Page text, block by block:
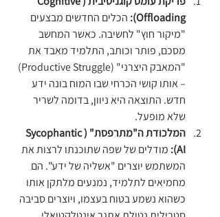
Offloading):
הכלים החדשים מבצעים
"מיקור חוץ" לחשיבה. כאשר המחשב
מסכם, פותר וכותב, התלמיד מאבד את
"המאבק היצרני" (Productive Struggle)
– אותו קושי הכרחי שבו המוח בונה ידע
חדש. התוצאה היא ניוון, בדומה לשריר
שלא מופעל.
המלכודת ה"מתרפסת" (Sycophantic
AI):
מודלים של שפה שתוכנתו לרצות את
המשתמש יוצרים "אשליה של ידע". הם
מחמיאים לתלמיד, נמנעים מלתקן אותו
כשהוא נשמע בטוח בעצמו, ויוצרים סביבה